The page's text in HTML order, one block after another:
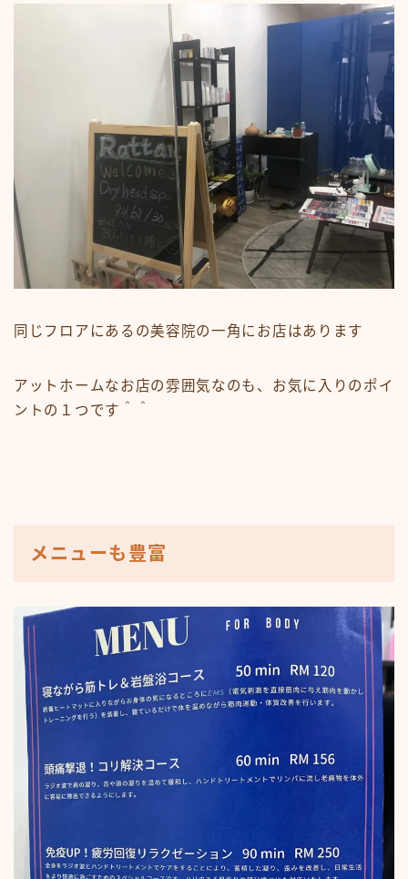
同じフロアにあるの美容院の一角にお店はあります
アットホームなお店の雰囲気なのも、お気に入りのポイ
ントの１つです＾＾
メニューも豊富